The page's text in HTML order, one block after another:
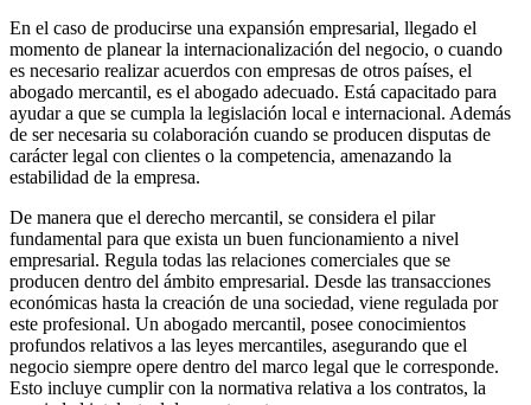
En el caso de producirse una expansión empresarial, llegado el
momento de planear la internacionalización del negocio, o cuando
es necesario realizar acuerdos con empresas de otros países, el
abogado mercantil, es el abogado adecuado. Está capacitado para
ayudar a que se cumpla la legislación local e internacional. Además
de ser necesaria su colaboración cuando se producen disputas de
carácter legal con clientes o la competencia, amenazando la
estabilidad de la empresa.
De manera que el derecho mercantil, se considera el pilar
fundamental para que exista un buen funcionamiento a nivel
empresarial. Regula todas las relaciones comerciales que se
producen dentro del ámbito empresarial. Desde las transacciones
económicas hasta la creación de una sociedad, viene regulada por
este profesional. Un abogado mercantil, posee conocimientos
profundos relativos a las leyes mercantiles, asegurando que el
negocio siempre opere dentro del marco legal que le corresponde.
Esto incluye cumplir con la normativa relativa a los contratos, la